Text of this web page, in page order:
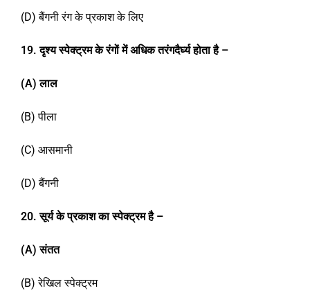
(D) बैंगनी रंग के प्रकाश के लिए
19. दृश्य स्पेक्ट्रम के रंगों में अधिक तरंगदैर्घ्य होता है –
(A)लाल
(B) पीला
(C) आसमानी
(D) बैंगनी
20. सूर्य के प्रकाश का स्पेक्ट्रम है –
(A)संतत
(B) रेखिल स्पेक्ट्रम